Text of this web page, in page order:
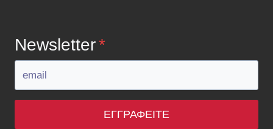
Newsletter*
ΕΓΓΡΑΦΕΊΤΕ